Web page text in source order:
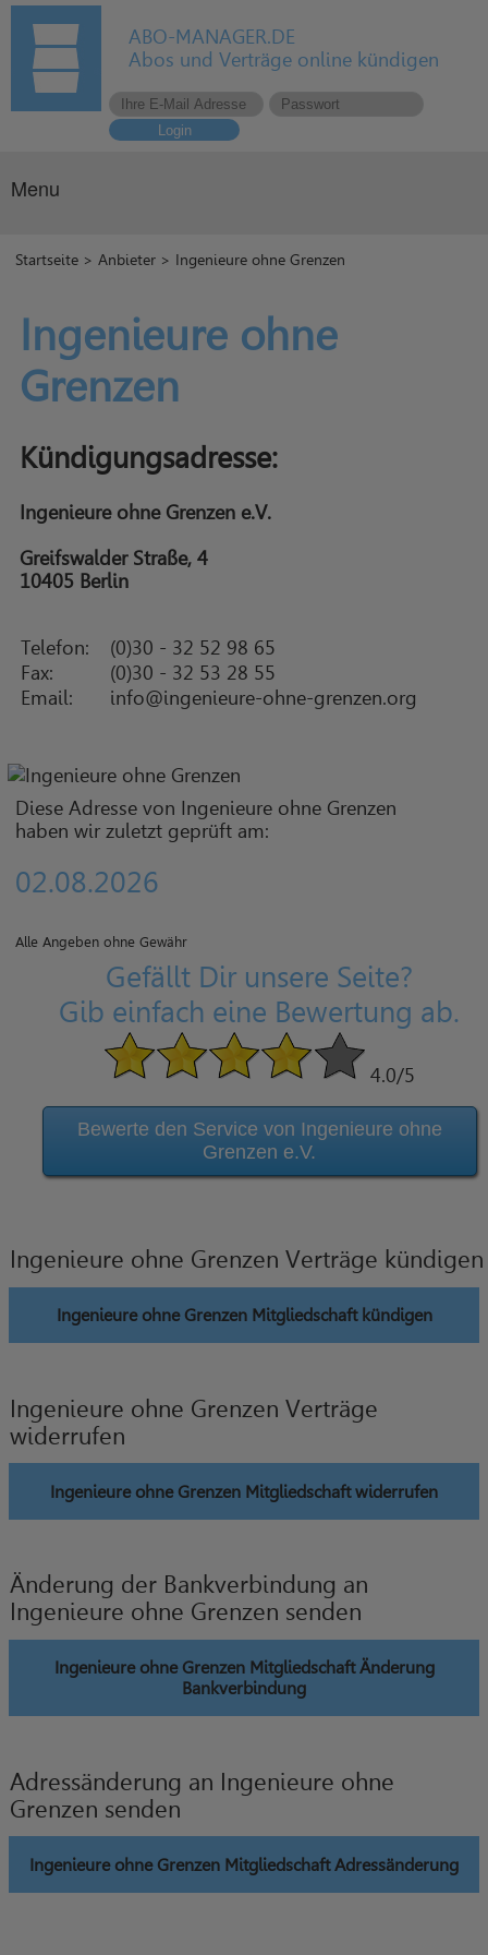
ABO-MANAGER.DE
Abos und Verträge online kündigen
Login
Menu
Startseite >Anbieter > Ingenieure ohne Grenzen
Ingenieure ohne
Grenzen
Kündigungsadresse:
Ingenieure ohne Grenzen e.V.
Greifswalder Straße, 4
10405 Berlin
Telefon:
(0)30 - 32 52 98 65
Fax:
(0)30 - 32 53 28 55
Email:
info@ingenieure-ohne-grenzen.org
Diese Adresse von Ingenieure ohne Grenzen
haben wir zuletzt geprüft am:
02.08.2026
Alle Angeben ohne Gewähr
Gefällt Dir unsere Seite?
Gib einfach eine Bewertung ab.
4.0/5
Bewerte den Service von Ingenieure ohne
Grenzen e.V.
Ingenieure ohne Grenzen Verträge kündigen
Ingenieure ohne Grenzen Mitgliedschaft kündigen
Ingenieure ohne Grenzen Verträge
widerrufen
Ingenieure ohne Grenzen Mitgliedschaft widerrufen
Änderung der Bankverbindung an
Ingenieure ohne Grenzen senden
Ingenieure ohne Grenzen Mitgliedschaft Änderung
Bankverbindung
Adressänderung an Ingenieure ohne
Grenzen senden
Ingenieure ohne Grenzen Mitgliedschaft Adressänderung